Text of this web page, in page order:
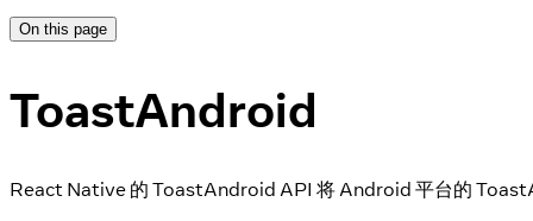
On this page
ToastAndroid
React Native 的 ToastAndroid API 将 Android 平台的